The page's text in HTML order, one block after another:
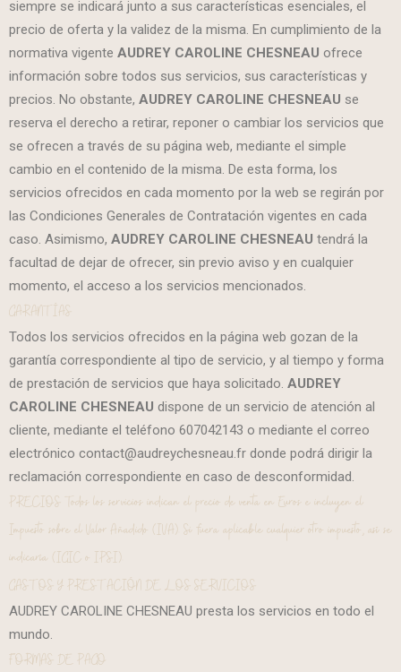
siempre se indicará junto a sus características esenciales, el
precio de oferta y la validez de la misma. En cumplimiento de la
normativa vigente AUDREY CAROLINE CHESNEAU ofrece
información sobre todos sus servicios, sus características y
precios. No obstante, AUDREY CAROLINE CHESNEAU se
reserva el derecho a retirar, reponer o cambiar los servicios que
se ofrecen a través de su página web, mediante el simple
cambio en el contenido de la misma. De esta forma, los
servicios ofrecidos en cada momento por la web se regirán por
las Condiciones Generales de Contratación vigentes en cada
caso. Asimismo, AUDREY CAROLINE CHESNEAU tendrá la
facultad de dejar de ofrecer, sin previo aviso y en cualquier
momento, el acceso a los servicios mencionados.
GARANTÍAS
Todos los servicios ofrecidos en la página web gozan de la
garantía correspondiente al tipo de servicio, y al tiempo y forma
de prestación de servicios que haya solicitado. AUDREY
CAROLINE CHESNEAU dispone de un servicio de atención al
cliente, mediante el teléfono 607042143 o mediante el correo
electrónico contact@audreychesneau.fr donde podrá dirigir la
reclamación correspondiente en caso de desconformidad.
PRECIOS Todos los servicios indican el precio de venta en Euros e incluyen el
Impuesto sobre el Valor Añadido (IVA). Si fuera aplicable cualquier otro impuesto, así se
indicaría (IGIC o IPSI).
GASTOS Y PRESTACIÓN DE LOS SERVICIOS
AUDREY CAROLINE CHESNEAU presta los servicios en todo el
mundo.
FORMAS DE PAGO